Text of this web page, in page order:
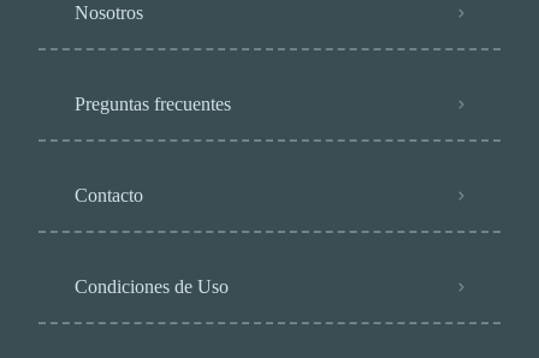
Nosotros
Preguntas frecuentes
Contacto
Condiciones de Uso